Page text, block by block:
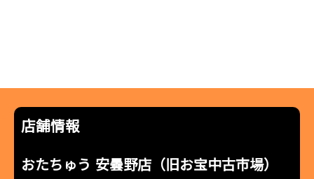
店舗情報
おたちゅう 安曇野店（旧お宝中古市場）